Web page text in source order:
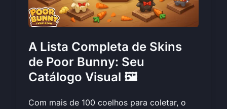
A Lista Completa de Skins
de Poor Bunny: Seu
Catálogo Visual 🖼️
Com mais de 100 coelhos para coletar, o